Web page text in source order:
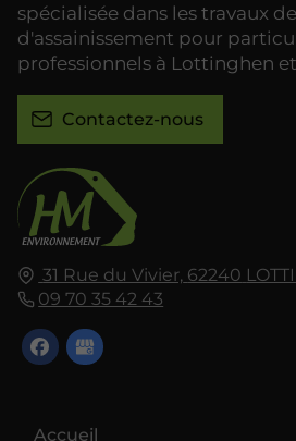
31 Rue du Vivier, 62240
09 70 35 42 43
Accueil
spécialisée dans les travaux
d'assainissement pour
professionnels à Lottinghen
Contactez-nous